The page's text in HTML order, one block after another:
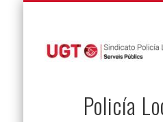
Policía